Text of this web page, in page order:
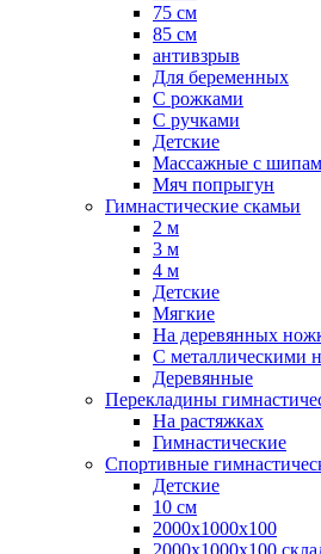
75 см
85 см
антивзрыв
Для беременных
С рожками
С ручками
Детские
Массажные с
Мяч попрыгун
Гимнастические скамьи
2 м
3 м
4 м
Детские
Мягкие
На деревянных
С металлическими
Деревянные
Перекладины
На растяжках
Гимнастические
Спортивные
Детские
10 см
2000х1000х100
2000х1000х100